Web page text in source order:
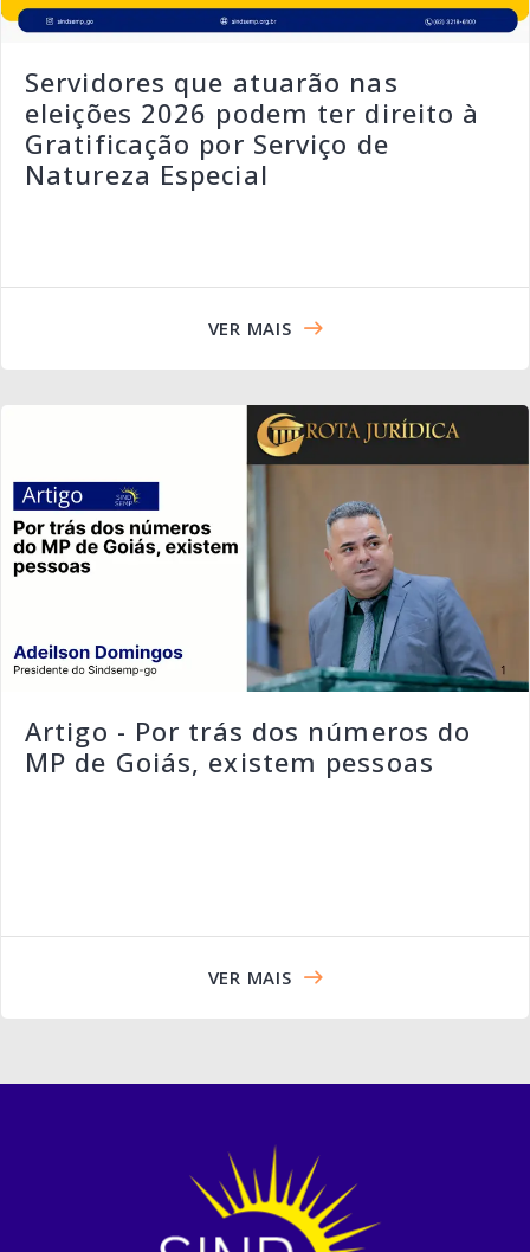
Servidores que atuarão nas
eleições 2026 podem ter direito à
Gratificação por Serviço de
Natureza Especial
VER MAIS
Artigo - Por trás dos números do
MP de Goiás, existem pessoas
VER MAIS